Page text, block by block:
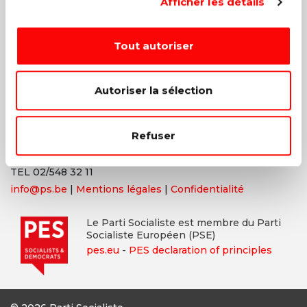
Tout autoriser
Autoriser la sélection
Refuser
Les valeurs d’égalité, de fraternité, de solidarité, de justice
et de liberté sont à l’origine de tous les combats menés
contemporaine et aux nouveaux enjeux, mais nos valeurs
ne changent pas et ne changeront jamais.
Parti Socialiste
de l’Empereur
1000 Bruxelles
TEL 02/548 32 11
info@ps.be | Mentions légales | Confidentialité
Le Parti Socialiste est membre du Parti
Socialiste Européen (PSE)
pes.eu - PES declaration of principles